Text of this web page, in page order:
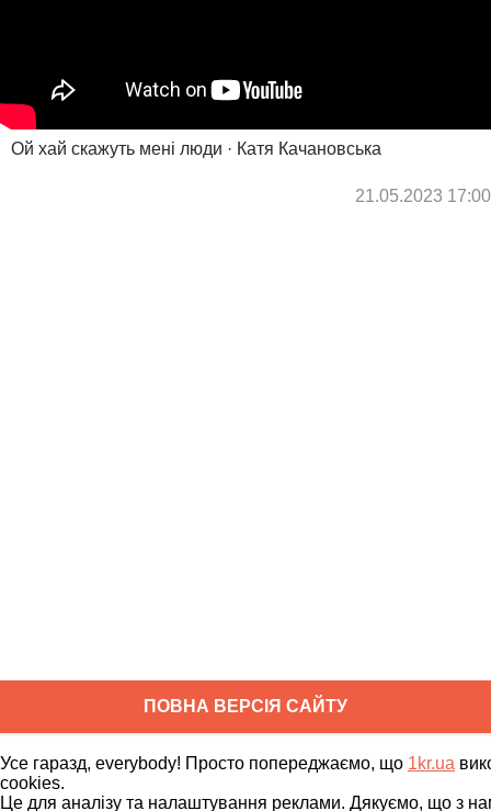
Ой хай скажуть мені люди · Катя Качановська
21.05.2023 17:00
ПОВНА ВЕРСІЯ САЙТУ
Copyright ©
Всі права захищені
Усе гаразд, everybody! Просто попереджаємо, що 1kr.ua
cookies.
Це для аналізу та налаштування реклами. Дякуємо, що з